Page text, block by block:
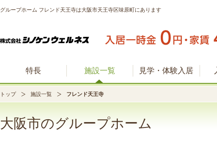
グループホーム フレンド天王寺は大阪市天王寺区味原町にあります
特長 施設一覧 見学・体験入居
トップ 施設一覧 フレンド天王寺
大阪市のグループホーム